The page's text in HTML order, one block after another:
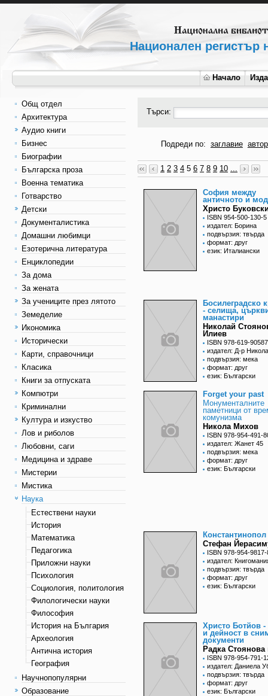
Национален регистър
Начало
Общ отдел
Архитектура
Аудио книги
Бизнес
Биографии
Българска проза
Военна тематика
Готварство
Детски
Документалистика
Домашни любимци
Езотерична литература
Енциклопедии
За дома
За жената
За учениците през лятото
Земеделие
Икономика
Исторически
Карти, справочници
Класика
Книги за отпуската
Компютри
Криминални
Култура и изкуство
Лов и риболов
Любовни, саги
Медицина и здраве
Мистерии
Мистика
Наука
Естествени науки
История
Математика
Педагогика
Приложни науки
Психология
Социология, политология
Филологически науки
Философия
История на България
Археология
Антична история
География
Научнопопулярни
Образование
Търси:
Подреди по: заглавие автор
1 2 3 4 5 6 7 8 9 10 ...
София между
античното и
Христо
ISBN 954-500-130-5
издател: Борина
подвързия: твърда
формат: друг
език: Италиански
Босилеградско
- селища,
манастири
Николай
Илиев
ISBN 978-619-
издател: Д-р
подвързия: мека
формат: друг
език: Български
Forget your past
Монументалните
паметници от
комунизма
Никола Михов
ISBN 978-954-491-
издател: Жанет 45
подвързия: мека
формат: друг
език: Български
Константинопол
Стефан
ISBN 978-954-
издател:
подвързия: твърда
формат: друг
език: Български
Христо Ботйов -
и дейност в
документи
Радка Стоянова
ISBN 978-954-791-
издател: Даниела
подвързия: твърда
формат: друг
език: Български